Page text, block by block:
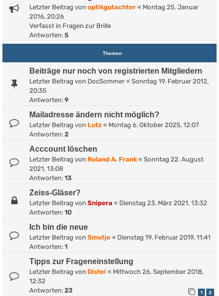
Letzter Beitrag von optikgutachter « Montag 25. Januar
2016, 20:26
Verfasst in Fragen zur Brille
Antworten: 5
Themen
Beiträge nur noch von registrierten Mitgliedern
Letzter Beitrag von DocSommer « Sonntag 19. Februar 2012,
20:35
Antworten: 9
Mailadresse ändern nicht möglich?
Letzter Beitrag von Lutz « Montag 6. Oktober 2025, 12:07
Antworten: 2
Acccount löschen
Letzter Beitrag von Roland A. Frank « Sonntag 22. August
2021, 13:08
Antworten: 13
Zeiss-Gläser?
Letzter Beitrag von Snipera « Dienstag 23. März 2021, 13:32
Antworten: 10
Ich bin die neue
Letzter Beitrag von Smutje « Dienstag 19. Februar 2019, 11:41
Antworten: 1
Tipps zur Frageneinstellung
Letzter Beitrag von Distel « Mittwoch 26. September 2018,
12:32
Antworten: 23 1 2